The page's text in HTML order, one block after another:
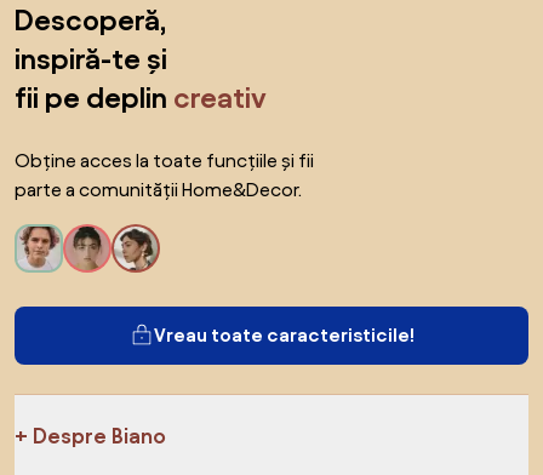
Descoperă,
inspiră-te și
fii pe deplin creativ
Obține acces la toate funcțiile și fii
parte a comunității Home&Decor.
Vreau toate caracteristicile!
Despre Biano